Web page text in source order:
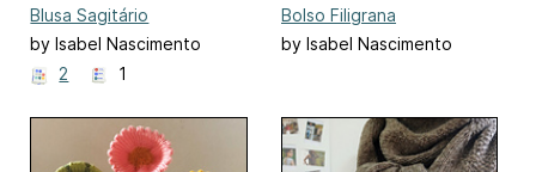
Blusa Sagitário
by Isabel Nascimento
2
1
Bolso Filigrana
by Isabel Nascimento